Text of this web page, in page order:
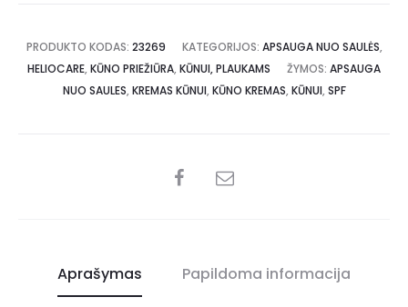
PRODUKTO KODAS: 23269 KATEGORIJOS: APSAUGA NUO SAULĖS,
HELIOCARE, KŪNO PRIEŽIŪRA, KŪNUI, PLAUKAMS ŽYMOS: APSAUGA
NUO SAULES, KREMAS KŪNUI, KŪNO KREMAS, KŪNUI, SPF
Aprašymas Papildoma informacija